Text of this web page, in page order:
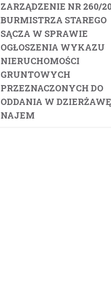
ZARZĄDZENIE NR 260/
BURMISTRZA STAREGO
SĄCZA W SPRAWIE
OGŁOSZENIA WYKAZU
NIERUCHOMOŚCI
GRUNTOWYCH
PRZEZNACZONYCH DO
ODDANIA W
NAJEM